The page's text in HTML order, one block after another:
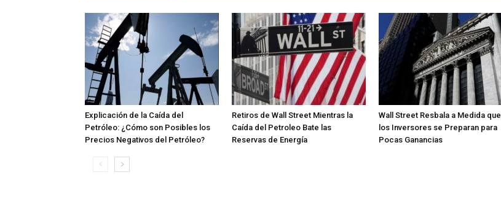
Explicación de la Caída del
Petróleo: ¿Cómo son Posibles los
Precios Negativos del Petróleo?
Retiros de Wall Street Mientras la
Caída del Petroleo Bate las
Reservas de Energía
Wall Street Resbala a Medida que
los Inversores se Preparan para
Pocas Ganancias